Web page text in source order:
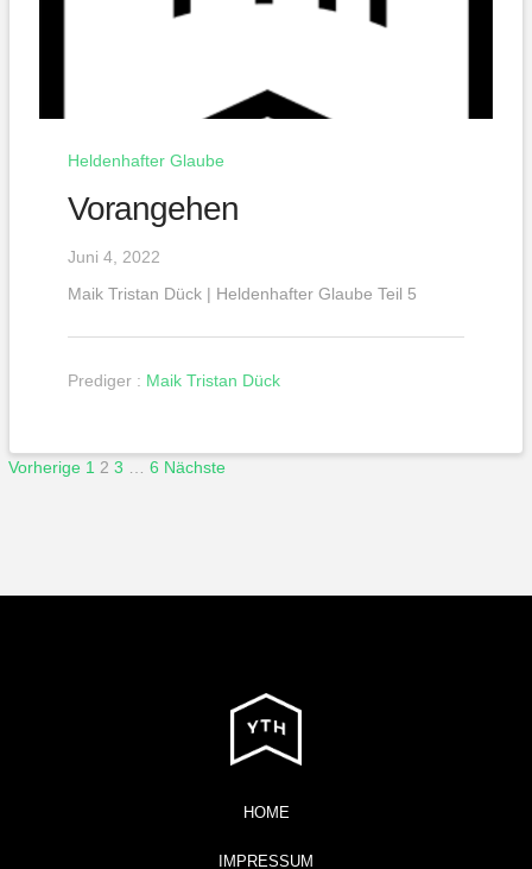
Heldenhafter Glaube
Vorangehen
Juni 4, 2022
Maik Tristan Dück | Heldenhafter Glaube Teil 5
Prediger : Maik Tristan Dück
Beitragsnavigation
Vorherige 1 2 3 6 Nächste
HOME
IMPRESSUM